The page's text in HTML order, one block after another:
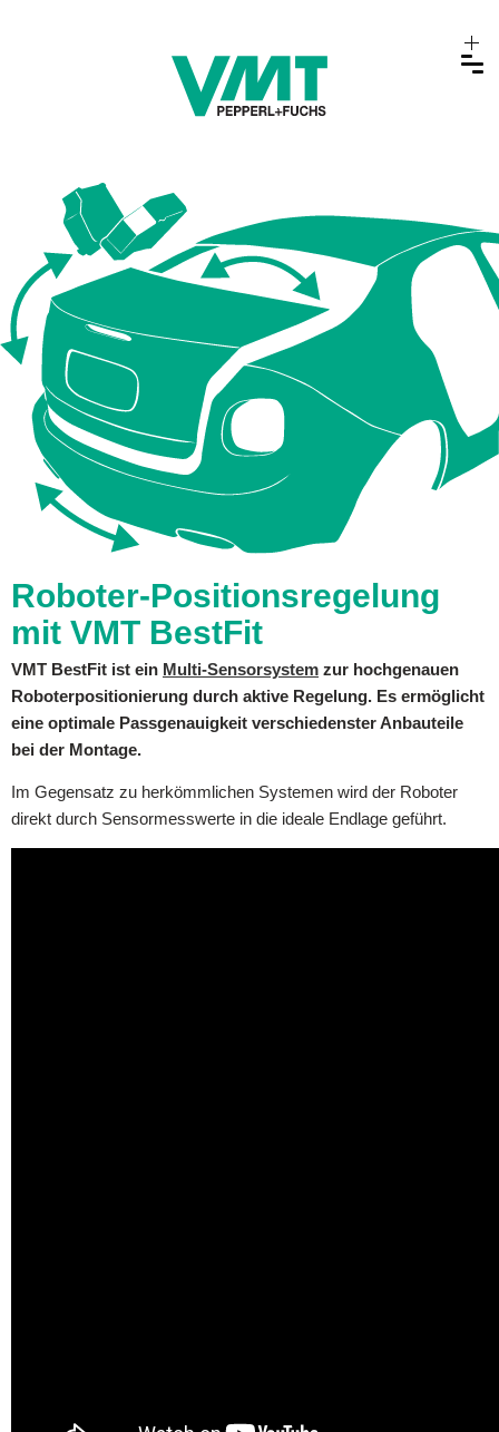
Roboter-Positionsregelung
mit VMT BestFit
VMT BestFit ist ein Multi-Sensorsystem zur hochgenauen
Roboterpositionierung durch aktive Regelung. Es ermöglicht
eine optimale Passgenauigkeit verschiedenster Anbauteile
bei der Montage.
Im Gegensatz zu herkömmlichen Systemen wird der Roboter
direkt durch Sensormesswerte in die ideale Endlage geführt.